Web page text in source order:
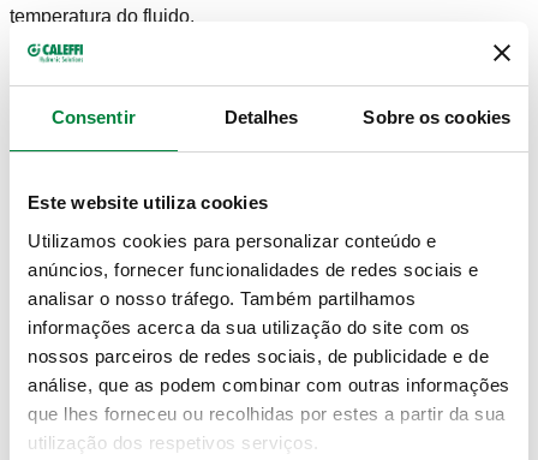
Consentir Detalhes Sobre os cookies
Este website utiliza cookies
Utilizamos cookies para personalizar conteúdo e
anúncios, fornecer funcionalidades de redes sociais e
analisar o nosso tráfego. Também partilhamos
informações acerca da sua utilização do site com os
nossos parceiros de redes sociais, de publicidade e de
análise, que as podem combinar com outras informações
que lhes forneceu ou recolhidas por estes a partir da sua
utilização dos respetivos serviços.
temperatura do fluido.
Com adaptador.
DADOS TÉCNICOS
NOTE
Para válvulas série 338, 339, 401, 402, 455, 220, 221, 222,
223, 224, 225, 226 e 227.
DESENHOS E ESPECIFICAÇÕES